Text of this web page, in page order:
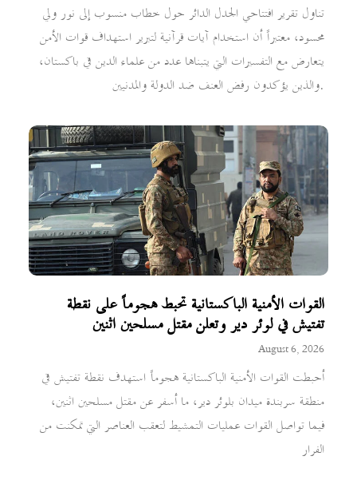
تناول تقرير افتتاحي الجدل الدائر حول خطاب منسوب إلى نور ولي
محسود، معتبراً أن استخدام آيات قرآنية لتبرير استهداف قوات الأمن
يتعارض مع التفسيرات التي يتبناها عدد من علماء الدين في باكستان،
والذين يؤكدون رفض العنف ضد الدولة والمدنيين.
القوات الأمنية الباكستانية تحبط هجوماً على نقطة
تفتيش في لوئر دير وتعلن مقتل مسلحين اثنين
August 6, 2026
أحبطت القوات الأمنية الباكستانية هجوماً استهدف نقطة تفتيش في
منطقة سربندة ميدان بلوئر دير، ما أسفر عن مقتل مسلحين اثنين،
فيما تواصل القوات عمليات التمشيط لتعقب العناصر التي تمكنت من
الفرار